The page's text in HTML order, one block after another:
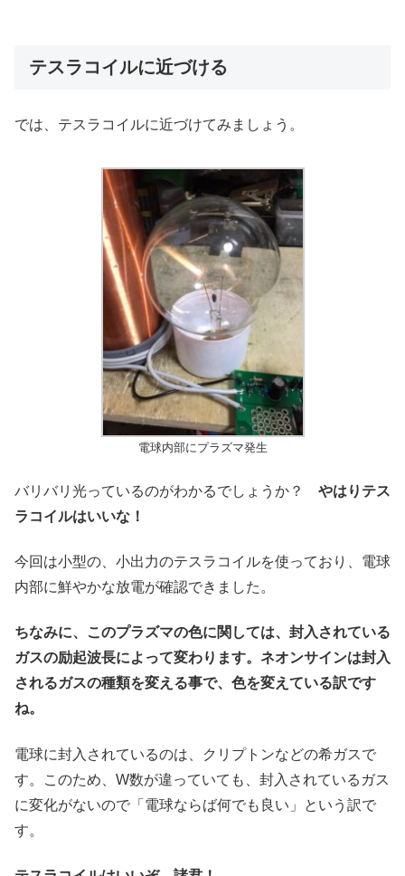
テスラコイルに近づける
では、テスラコイルに近づけてみましょう。
電球内部にプラズマ発生
バリバリ光っているのがわかるでしょうか？ やはりテス
ラコイルはいいな！
今回は小型の、小出力のテスラコイルを使っており、電球
内部に鮮やかな放電が確認できました。
ちなみに、このプラズマの色に関しては、封入されている
ガスの励起波長によって変わります。ネオンサインは封入
されるガスの種類を変える事で、色を変えている訳です
ね。
電球に封入されているのは、クリプトンなどの希ガスで
す。このため、W数が違っていても、封入されているガス
に変化がないので「電球ならば何でも良い」という訳で
す。